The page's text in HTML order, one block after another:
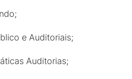
e Auditoriais;
Auditorias;